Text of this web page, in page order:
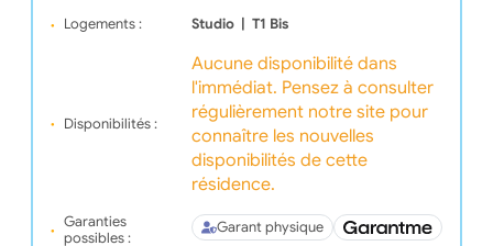
Logements : Studio T1 Bis
Disponibilités :
Aucune disponibilité dans
l'immédiat. Pensez à consulter
régulièrement notre site pour
connaître les nouvelles
disponibilités de cette
résidence.
Garanties
possibles :
Garant physique